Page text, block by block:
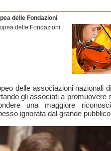
delle Fondazioni
delle Fondazioni.
delle associazioni nazionali
gli associati a promuovere
una maggiore
ignorata dal grande